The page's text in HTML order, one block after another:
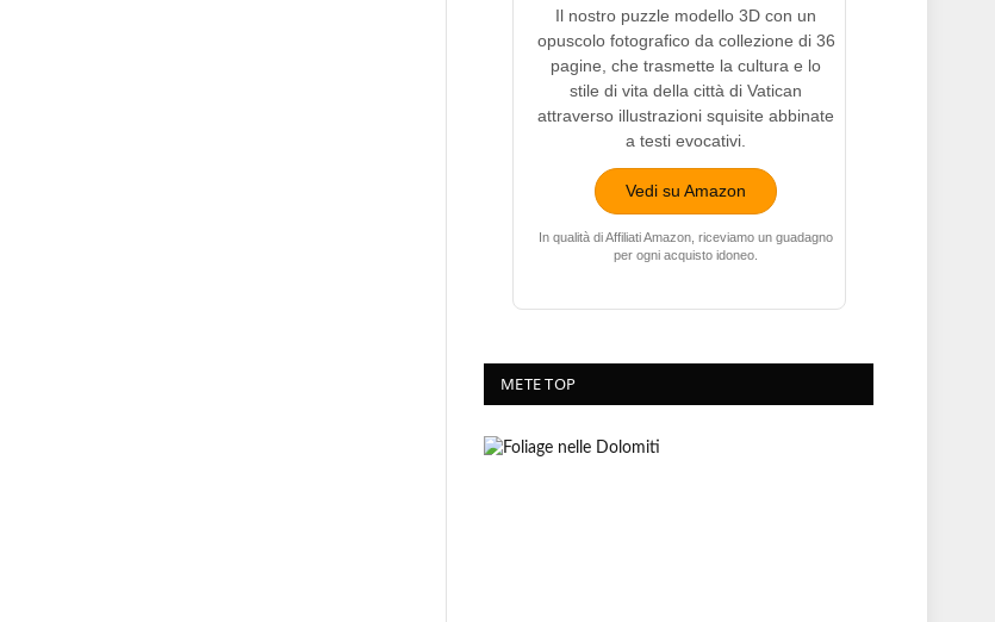
Il nostro puzzle modello 3D con un
opuscolo fotografico da collezione di 36
pagine, che trasmette la cultura e lo
stile di vita della città di Vatican
attraverso illustrazioni squisite abbinate
a testi evocativi.
Vedi su Amazon
In qualità di Affiliati Amazon, riceviamo un guadagno
per ogni acquisto idoneo.
METE TOP